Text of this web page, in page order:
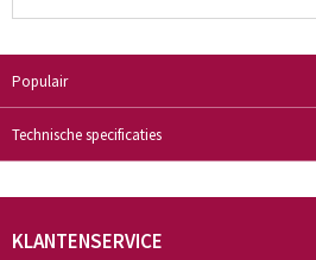
Populair
Technische specificaties
KLANTENSERVICE